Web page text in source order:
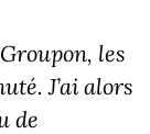
les
J’ai alors
de